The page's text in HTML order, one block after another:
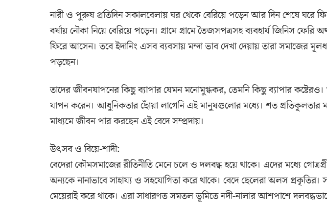
নারী ও পুরুষ প্রতিদিন সকালবেলায় ঘর থেকে বেরিয়ে পড়েন আর দিন শেষে ঘরে
বর্ষায় নৌকা নিয়ে বেরিয়ে পড়েন। গ্রামে গ্রামে তৈজসপত্রসহ ব্যবহার্য জিনিস ফেরি
ফিরে আসেন। তবে ইদানিং এসব ব্যবসায় মন্দা ভাব দেখা দেয়ায় তারা সমাজের
পড়ছেন।
তাদের জীবনযাপনের কিছু ব্যাপার যেমন মনোমুগ্ধকর, তেমনি কিছু ব্যাপার
যাপন করেন। আধুনিকতার ছোঁয়া লাগেনি এই মানুষগুলোর মধ্যে। শত প্রতিকূলতার
মাধ্যমে জীবন পার করছেন এই বেদে সম্প্রদায়।
উৎসব ও বিয়ে-শাদী:
বেদেরা কৌমসমাজের রীতিনীতি মেনে চলে ও দলবদ্ধ হয়ে থাকে। এদের মধ্যে
অন্যকে নানাভাবে সাহায্য ও সহযোগিতা করে থাকে। বেদে ছেলেরা অলস
মেয়েরাই করে থাকে। এরা সাধারণত সমতল ভূমিতে নদী-নালার আশপাশে